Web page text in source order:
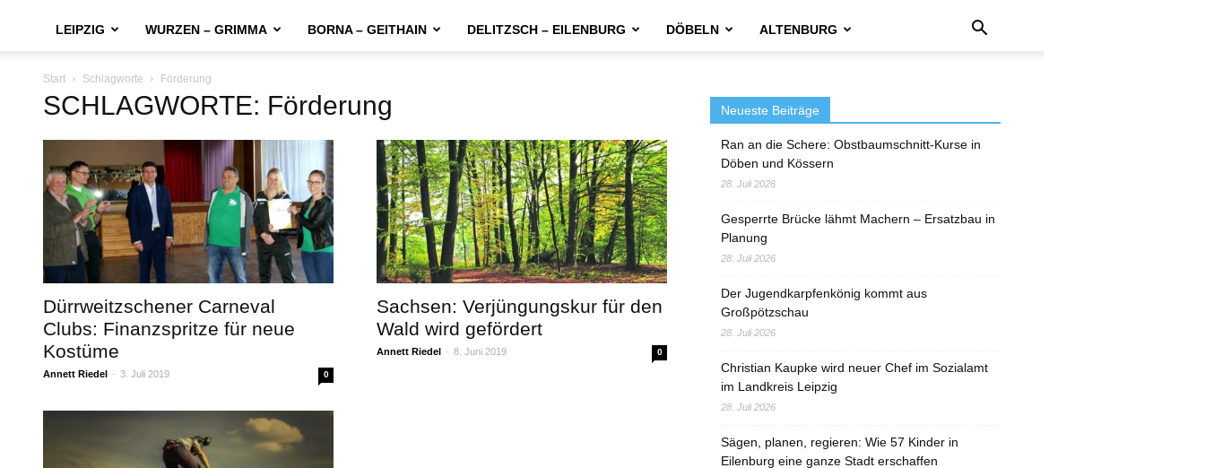
LEIPZIG WURZEN – GRIMMA BORNA – GEITHAIN DELITZSCH – EILENBURG DÖBELN ALTENBURG
Start Schlagworte Förderung
SCHLAGWORTE: Förderung
Dürrweitzschener Carneval
Clubs: Finanzspritze für neue
Kostüme
Annett Riedel - 3. Juli 2019 0
Sachsen: Verjüngungskur für den
Wald wird gefördert
Annett Riedel - 8. Juni 2019 0
Neueste Beiträge
Ran an die Schere: Obstbaumschnitt-Kurse in
Döben und Kössern
28. Juli 2026
Gesperrte Brücke lähmt Machern – Ersatzbau in
Planung
28. Juli 2026
Der Jugendkarpfenkönig kommt aus
Großpötzschau
28. Juli 2026
Christian Kaupke wird neuer Chef im Sozialamt
im Landkreis Leipzig
28. Juli 2026
Sägen, planen, regieren: Wie 57 Kinder in
Eilenburg eine ganze Stadt erschaffen